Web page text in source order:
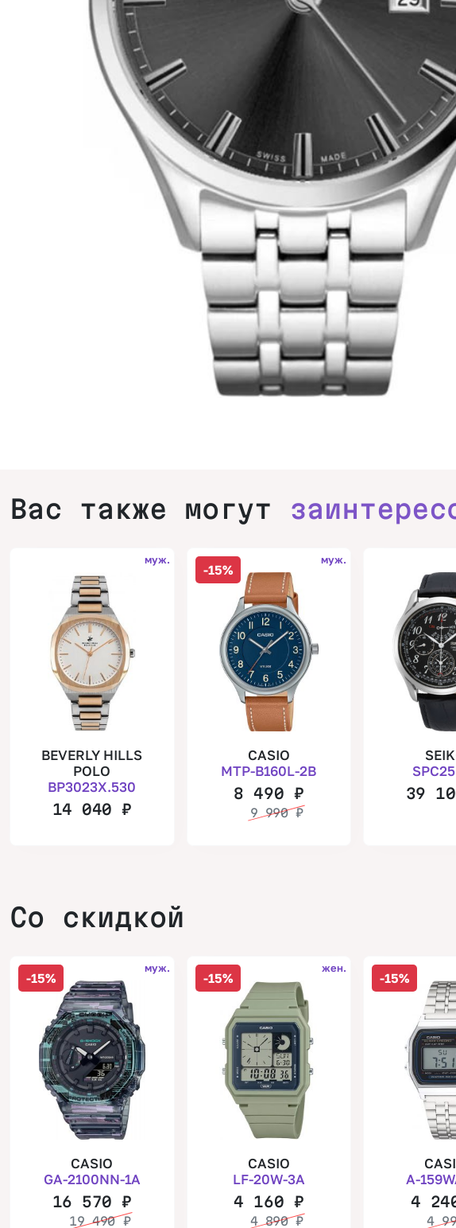
Вас также могут
муж.
BEVERLY HILLS
POLO
BP3023X.530
14 040₽
-15%
муж.
CASIO
MTP-B160L-2B
8 490 ₽
9 990₽
39
Со скидкой
-15%
муж.
CASIO
GA-2100NN-1A
16 570₽
19 490 ₽
-15%
жен.
CASIO
LF-20W-3A
4 160 ₽
4 890₽
-15%
A-
4
4